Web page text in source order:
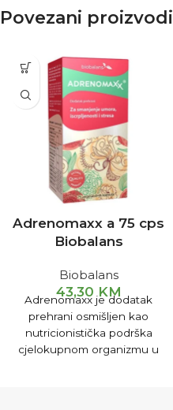
Povezani proizvodi
Adrenomaxx a 75 cps
Biobalans
Biobalans
43,30KM
Adrenomaxx je dodatak
prehrani osmišljen kao
nutricionistička podrška
cjelokupnom organizmu u